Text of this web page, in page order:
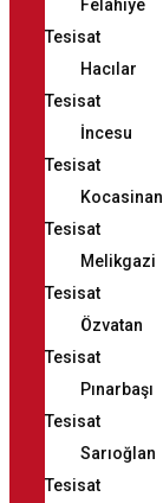
Felahiye
Tesisat
Hacılar
Tesisat
İncesu
Tesisat
Kocasinan
Tesisat
Melikgazi
Tesisat
Özvatan
Tesisat
Pınarbaşı
Tesisat
Sarıoğlan
Tesisat